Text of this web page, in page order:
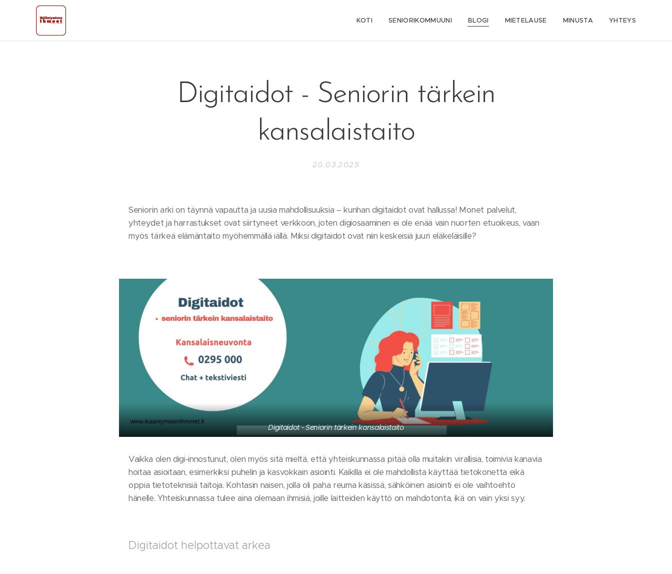
KOTI SENIORIKOMMUUNI BLOGI MIETELAUSE MINUSTA YHTEYS
Digitaidot - Seniorin tärkein
kansalaistaito
20.03.2025
Seniorin arki on täynnä vapautta ja uusia mahdollisuuksia – kunhan digitaidot ovat hallussa! Monet palvelut,
yhteydet ja harrastukset ovat siirtyneet verkkoon, joten digiosaaminen ei ole enää vain nuorten etuoikeus, vaan
myös tärkeä elämäntaito myöhemmällä iällä. Miksi digitaidot ovat niin keskeisiä juuri eläkeläisille?
Digitaidot - Seniorin tärkein kansalaistaito
Vaikka olen digi-innostunut, olen myös sitä mieltä, että yhteiskunnassa pitää olla muitakin virallisia, toimivia kanavia
hoitaa asioitaan, esimerkiksi puhelin ja kasvokkain asiointi. Kaikilla ei ole mahdollista käyttää tietokonetta eikä
oppia tietoteknisiä taitoja. Kohtasin naisen, jolla oli paha reuma käsissä, sähköinen asiointi ei ole vaihtoehto
hänelle. Yhteiskunnassa tulee aina olemaan ihmisiä, joille laitteiden käyttö on mahdotonta, ikä on vain yksi syy.
Digitaidot helpottavat arkea